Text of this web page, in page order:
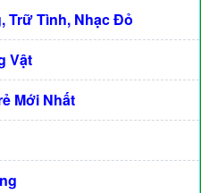
Trữ Tình, Nhạc Đỏ
Vật
Mới Nhất